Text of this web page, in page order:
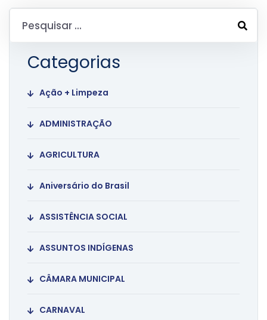
Categorias
Ação + Limpeza
ADMINISTRAÇÃO
AGRICULTURA
Aniversário do Brasil
ASSISTÊNCIA SOCIAL
ASSUNTOS INDÍGENAS
CÂMARA MUNICIPAL
CARNAVAL